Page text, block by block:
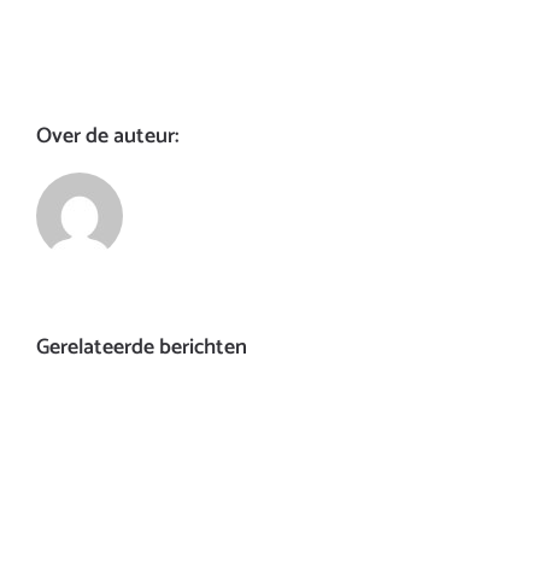
Over de auteur:
Gerelateerde berichten